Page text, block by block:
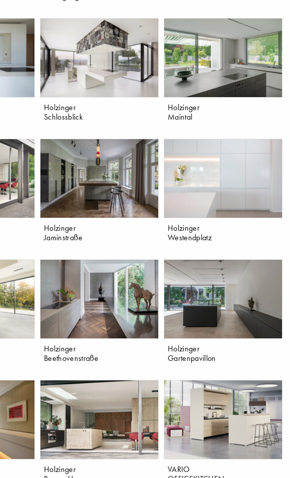
Holzinger
Schlossblick
Holzinger
Maintal
Holzinger
Jaminstraße
Holzinger
Westendplatz
Holzinger
Beethovenstraße
Holzinger
Gartenpavillon
Holzinger
VARIO